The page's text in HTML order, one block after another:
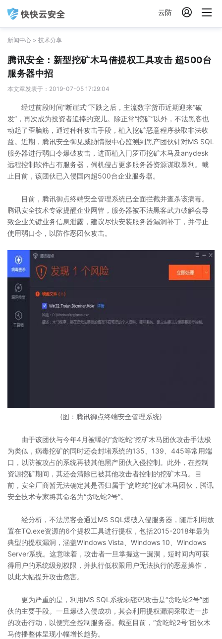
云防 
新闻中心 > 技术分享
腾讯安全：新型挖矿木马借提权工具攻击 超500台
服务器中招
本文章发表于：2019-07-05 17:29:04
经过前段时间“断崖式”下跌之后，主流数字货币近期迎来“破
发”，再次成为投资者追捧的宠儿。除正常“挖矿”以外，不法黑客也
动起了歪脑筋，通过种种攻击手段，植入挖矿恶意程序获取非法收
益。近期，腾讯安全御见威胁情报中心监测到黑产团伙针对MS SQL
服务器进行弱口令爆破攻击，进而植入门罗币挖矿木马及anydesk
远程控制软件占有服务器，伺机侵占更多服务器资源谋取暴利。截
止目前，该团伙已入侵国内超500台企业服务器。
目前，腾讯御点终端安全管理系统已全面拦截并查杀该病毒。
腾讯安全技术专家提醒企业网管，服务器被不法黑客武力破解会导
致企业关键业务信息泄露，建议尽快安装服务器漏洞补丁，并停止
使用弱口令，以防作恶团伙攻击。
(图：腾讯御点终端安全管理系统)
由于该团伙与今年4月被曝的“贪吃蛇”挖矿木马团伙攻击手法极
为类似，病毒挖矿的同时还会封堵系统的135、139、445等常用端
口，以防被攻占的系统再被其他黑产团伙入侵控制。此外，在控制
资源挖矿期间，其还会清除已被其他攻击者控制的挖矿木马。目
前，安全厂商暂无法确定其是否归属于“贪吃蛇”挖矿木马团伙，腾讯
安全技术专家将其命名为“贪吃蛇2号”。
经分析，不法黑客会通过MS SQL爆破入侵服务器，随后利用放
置在TQ.exe资源的6个提权工具进行提权，包括2015-2018年最为
典型的提权漏洞，涵盖Windows Vista、Windows 10、Windows
Server系统。这意味着，攻击者一旦掌握这一漏洞，短时间内可获
得用户的系统级别权限，并执行低权限用户无法执行的恶意操作，
以此大幅提升攻击危害。
更为严重的是，利用MS SQL系统弱密码攻击是“贪吃蛇2号”团
伙的主要手段。一旦爆破入侵成功，其会利用提权漏洞采取进一步
的攻击行动，以便完全控制服务器。截至目前，“贪吃蛇2号”团伙木
马传播整体呈现小幅增长趋势。